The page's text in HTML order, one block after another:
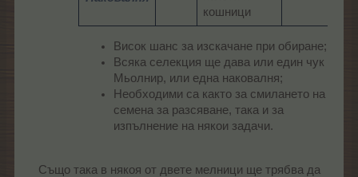
кошници​
Висок шанс за изскачане при обиране;
Всяка селекция ще дава или един чук
Мьолнир, или една наковалня;
Необходими са както за смилането на
семена за разсяване, така и за
изпълнение на някои задачи.
Също така в някоя от двете мелници ще трябва да